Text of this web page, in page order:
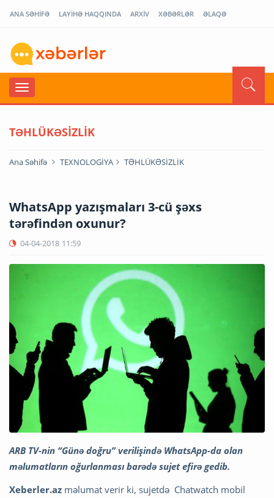
ANA SƏHİFƏ LAYİHƏ HAQQINDA ARXİV XƏBƏRLƏR ƏLAQƏ
TƏHLÜKƏSİZLİK
Ana Səhifə TEXNOLOGİYA TƏHLÜKƏSİZLİK
WhatsApp yazışmaları 3-cü şəxs
tərəfindən oxunur?
04-04-2018 11:59
ARB TV-nin “Günə doğru” verilişində WhatsApp-da olan
məlumatların oğurlanması barədə sujet efirə gedib.
Xeberler.az məlumat verir ki, sujetdə Chatwatch mobil